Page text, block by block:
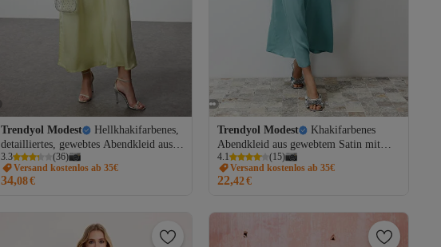
Trendyol Modest
Hellkhakifarbenes,
detailliertes, gewebtes Abendkleid aus
Satin von Otriş, Jalabiya-Kleid
TCTAW25DB00004
3.3 (36)
Versand kostenlos ab 35€
34,08€
Trendyol Modest
Khakifarbenes
Abendkleid aus gewebtem Satin mit
zweireihigem Kragen
TCTSS24DB00046
4.1 (15)
Versand kostenlos ab 35€
22,42€